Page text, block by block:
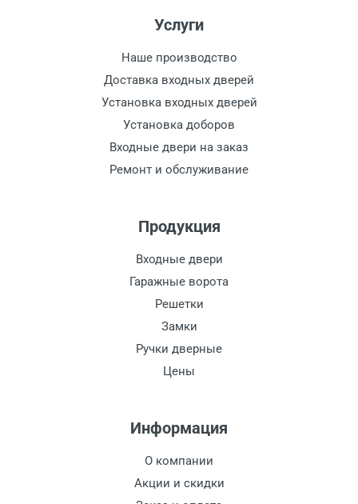
Услуги
Наше производство
Доставка входных дверей
Установка входных дверей
Установка доборов
Входные двери на заказ
Ремонт и обслуживание
Продукция
Входные двери
Гаражные ворота
Решетки
Замки
Ручки дверные
Цены
Информация
О компании
Акции и скидки